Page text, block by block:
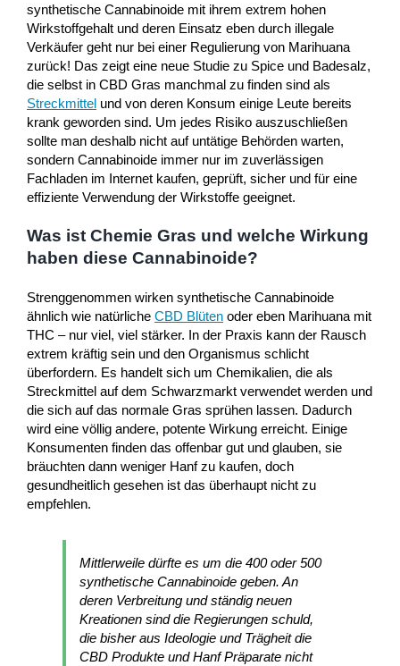
synthetische Cannabinoide mit ihrem extrem hohen
Wirkstoffgehalt und deren Einsatz eben durch illegale
Verkäufer geht nur bei einer Regulierung von Marihuana
zurück! Das zeigt eine neue Studie zu Spice und Badesalz,
die selbst in CBD Gras manchmal zu finden sind als
Streckmittelund von deren Konsum einige Leute bereits
krank geworden sind. Um jedes Risiko auszuschließen
sollte man deshalb nicht auf untätige Behörden warten,
sondern Cannabinoide immer nur im zuverlässigen
Fachladen im Internet kaufen, geprüft, sicher und für eine
effiziente Verwendung der Wirkstoffe geeignet.
Was ist Chemie Gras und welche Wirkung
haben diese Cannabinoide?
Strenggenommen wirken synthetische Cannabinoide
ähnlich wie natürliche CBD Blütenoder eben Marihuana mit
THC – nur viel, viel stärker. In der Praxis kann der Rausch
extrem kräftig sein und den Organismus schlicht
überfordern. Es handelt sich um Chemikalien, die als
Streckmittel auf dem Schwarzmarkt verwendet werden und
die sich auf das normale Gras sprühen lassen. Dadurch
wird eine völlig andere, potente Wirkung erreicht. Einige
Konsumenten finden das offenbar gut und glauben, sie
bräuchten dann weniger Hanf zu kaufen, doch
gesundheitlich gesehen ist das überhaupt nicht zu
empfehlen.
Mittlerweile dürfte es um die 400 oder 500
synthetische Cannabinoide geben. An
deren Verbreitung und ständig neuen
Kreationen sind die Regierungen schuld,
die bisher aus Ideologie und Trägheit die
CBD Produkte und Hanf Präparate nicht